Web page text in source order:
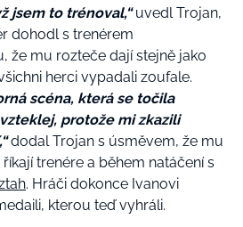
jsem to trénoval,“uvedl Trojan,
dohodl s trenérem
že mu rozteče dají stejně jako
herci vypadali zoufale.
scéna, která se točila
protože mi zkazili
dodal Trojan s úsměvem, že mu
trenére a během natáčení s
. Hráči dokonce Ivanovi
kterou teď vyhráli.